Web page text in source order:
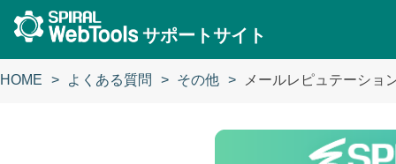
サポートサイト
HOME よくある質問 その他 メールレピュテーショ